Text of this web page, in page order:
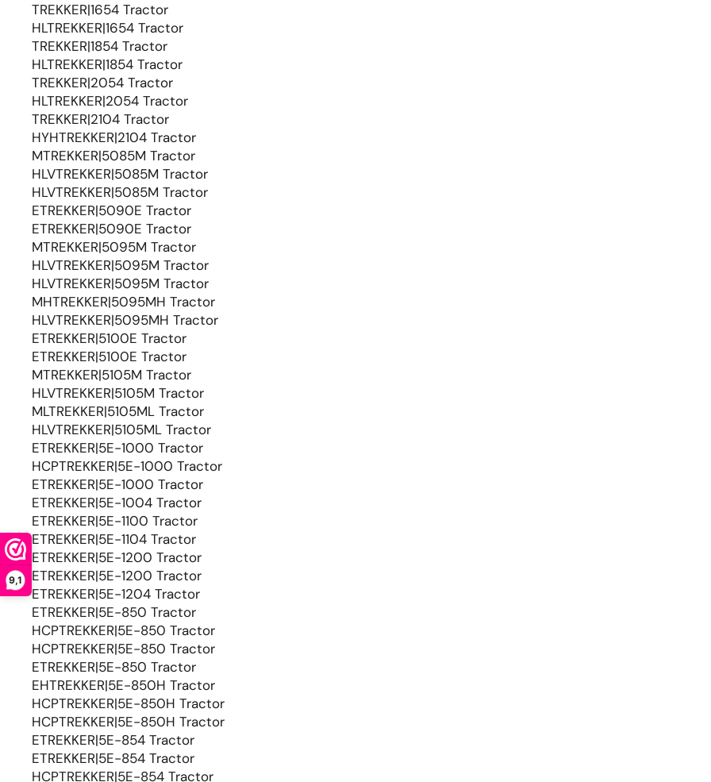
9,1
TREKKER|1654 Tractor
HLTREKKER|1654 Tractor
TREKKER|1854 Tractor
HLTREKKER|1854 Tractor
TREKKER|2054 Tractor
HLTREKKER|2054 Tractor
TREKKER|2104 Tractor
HYHTREKKER|2104 Tractor
MTREKKER|5085M Tractor
HLVTREKKER|5085M Tractor
HLVTREKKER|5085M Tractor
ETREKKER|5090E Tractor
ETREKKER|5090E Tractor
MTREKKER|5095M Tractor
HLVTREKKER|5095M Tractor
HLVTREKKER|5095M Tractor
MHTREKKER|5095MH Tractor
HLVTREKKER|5095MH Tractor
ETREKKER|5100E Tractor
ETREKKER|5100E Tractor
MTREKKER|5105M Tractor
HLVTREKKER|5105M Tractor
MLTREKKER|5105ML Tractor
HLVTREKKER|5105ML Tractor
ETREKKER|5E-1000 Tractor
HCPTREKKER|5E-1000 Tractor
ETREKKER|5E-1000 Tractor
ETREKKER|5E-1004 Tractor
ETREKKER|5E-1100 Tractor
ETREKKER|5E-1104 Tractor
ETREKKER|5E-1200 Tractor
ETREKKER|5E-1200 Tractor
ETREKKER|5E-1204 Tractor
ETREKKER|5E-850 Tractor
HCPTREKKER|5E-850 Tractor
HCPTREKKER|5E-850 Tractor
ETREKKER|5E-850 Tractor
EHTREKKER|5E-850H Tractor
HCPTREKKER|5E-850H Tractor
HCPTREKKER|5E-850H Tractor
ETREKKER|5E-854 Tractor
ETREKKER|5E-854 Tractor
HCPTREKKER|5E-854 Tractor